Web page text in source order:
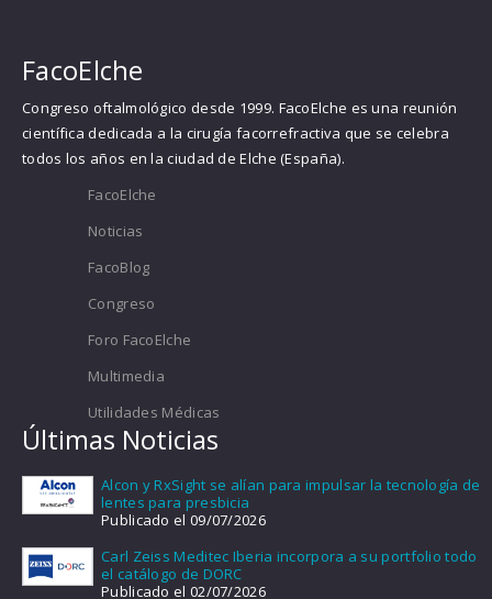
FacoElche
Congreso oftalmológico desde 1999. FacoElche es una reunión
científica dedicada a la cirugía facorrefractiva que se celebra
todos los años en la ciudad de Elche (España).
FacoElche
Noticias
FacoBlog
Congreso
Foro FacoElche
Multimedia
Utilidades Médicas
Últimas Noticias
Alcon y RxSight se alían para impulsar la tecnología de
lentes para presbicia
Publicado el 09/07/2026
Carl Zeiss Meditec Iberia incorpora a su portfolio todo
el catálogo de DORC
Publicado el 02/07/2026